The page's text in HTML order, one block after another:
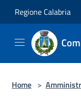
Regione Calabria
Home >